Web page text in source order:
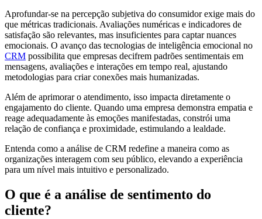
Aprofundar-se na percepção subjetiva do consumidor exige mais do
que métricas tradicionais. Avaliações numéricas e indicadores de
satisfação são relevantes, mas insuficientes para captar nuances
emocionais. O avanço das tecnologias de inteligência emocional no
CRM possibilita que empresas decifrem padrões sentimentais em
mensagens, avaliações e interações em tempo real, ajustando
metodologias para criar conexões mais humanizadas.
Além de aprimorar o atendimento, isso impacta diretamente o
engajamento do cliente. Quando uma empresa demonstra empatia e
reage adequadamente às emoções manifestadas, constrói uma
relação de confiança e proximidade, estimulando a lealdade.
Entenda como a análise de CRM redefine a maneira como as
organizações interagem com seu público, elevando a experiência
para um nível mais intuitivo e personalizado.
O que é a análise de sentimento do
cliente?